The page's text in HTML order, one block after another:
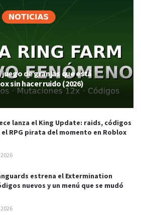
juego de granjas que está
sin hacer ruido (2026)
lanza el King Update: raids, códigos
el RPG pirata del momento en Roblox
2026
estrena el Extermination
nuevos y un menú que se mudó
2026